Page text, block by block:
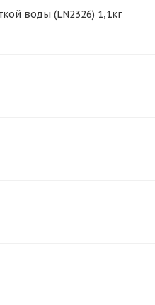
воды (LN2326) 1,1кг